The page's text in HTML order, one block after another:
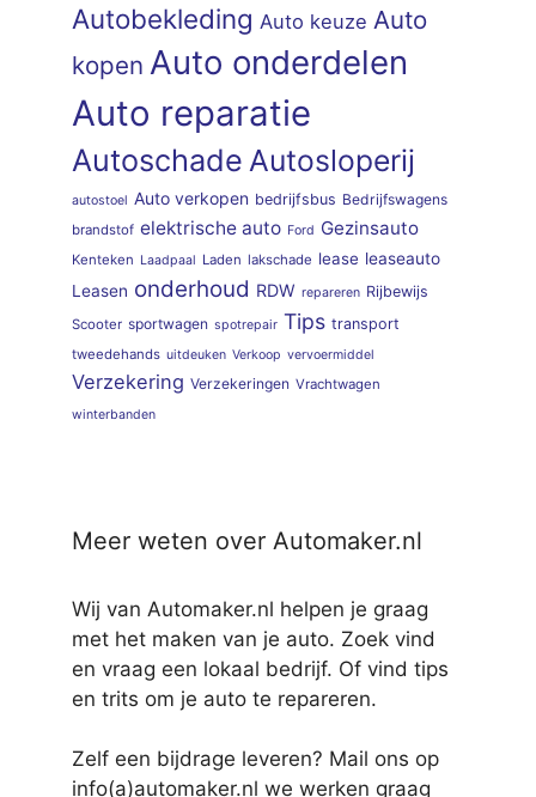
Autobekleding Auto keuze Auto
kopen Auto onderdelen
Auto reparatie
Autoschade Autosloperij
autostoel Auto verkopen bedrijfsbus Bedrijfswagens
brandstof elektrische auto Ford Gezinsauto
Kenteken Laadpaal Laden lakschade lease leaseauto
Leasen onderhoud RDW repareren Rijbewijs
Scooter sportwagen spotrepair Tips transport
tweedehands uitdeuken Verkoop vervoermiddel
Verzekering Verzekeringen Vrachtwagen
winterbanden
Meer weten over Automaker.nl
Wij van Automaker.nl helpen je graag
met het maken van je auto. Zoek vind
en vraag een lokaal bedrijf. Of vind tips
en trits om je auto te repareren.
Zelf een bijdrage leveren? Mail ons op
info(a)automaker.nl we werken graag